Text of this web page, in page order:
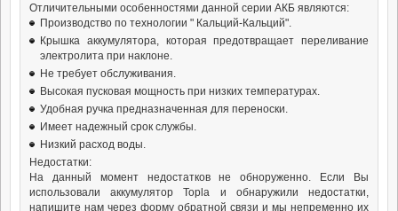
Отличительными особенностями данной серии АКБ являются:
Производство по технологии " Кальций-Кальций".
Крышка аккумулятора, которая предотвращает переливание
электролита при наклоне.
Не требует обслуживания.
Высокая пусковая мощность при низких температурах.
Удобная ручка предназначенная для переноски.
Имеет надежный срок службы.
Низкий расход воды.
Недостатки:
На данный момент недостатков не обноруженно. Если Вы
использовали аккумулятор Topla и обнаружили недостатки,
напишите нам через форму обратной связи и мы непременно их